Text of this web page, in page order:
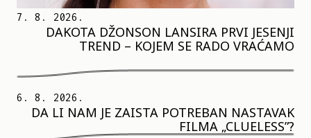
7. 8. 2026.
DAKOTA DŽONSON LANSIRA PRVI JESENJI
TREND – KOJEM SE RADO VRAĆAMO
6. 8. 2026.
DA LI NAM JE ZAISTA POTREBAN NASTAVAK
FILMA „CLUELESS”?